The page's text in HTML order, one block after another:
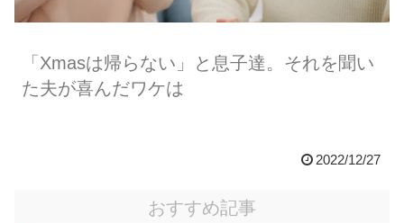
「Xmasは帰らない」と息子達。それを聞い
た夫が喜んだワケは
2022/12/27
おすすめ記事